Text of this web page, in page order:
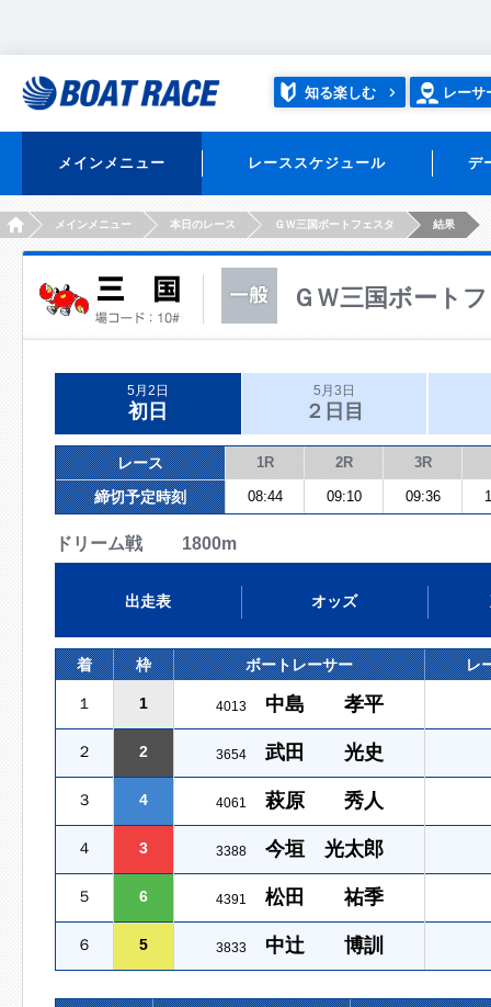
知る楽しむ レーサ
メインメニュー レーススケジュール デ
HOMEメインメニュー 本日のレース ＧＷ三国ボートフェスタ 結果
ＧＷ三国ボート
5月2日
初日
5月3日
２日目
レース 1R 2R 3R
締切予定時刻 08:44 09:10 09:36
ドリーム戦 1800m
出走表 オッズ
着 枠 ボートレーサー レ
１ 1 4013 中島 孝平
２ 2 3654 武田 光史
３ 4 4061 萩原 秀人
４ 3 3388 今垣 光太郎
５ 6 4391 松田 祐季
６ 5 3833 中辻 博訓